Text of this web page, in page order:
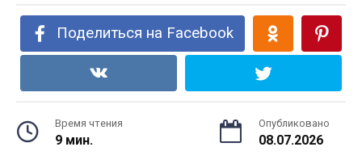
Поделиться на Facebook
Время чтения
9 мин.
Опубликовано
08.07.2026